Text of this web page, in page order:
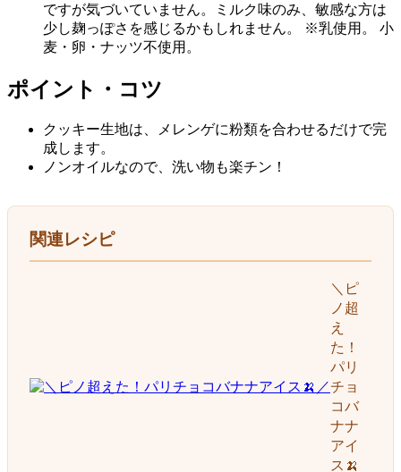
ですが気づいていません。ミルク味のみ、敏感な方は
少し麹っぽさを感じるかもしれません。 ※乳使用。 小
麦・卵・ナッツ不使用。
ポイント・コツ
クッキー生地は、メレンゲに粉類を合わせるだけで完
成します。
ノンオイルなので、洗い物も楽チン！
関連レシピ
＼ピ
ノ超
え
た！
パリ
チョ
コバ
ナナ
アイ
ス🍌